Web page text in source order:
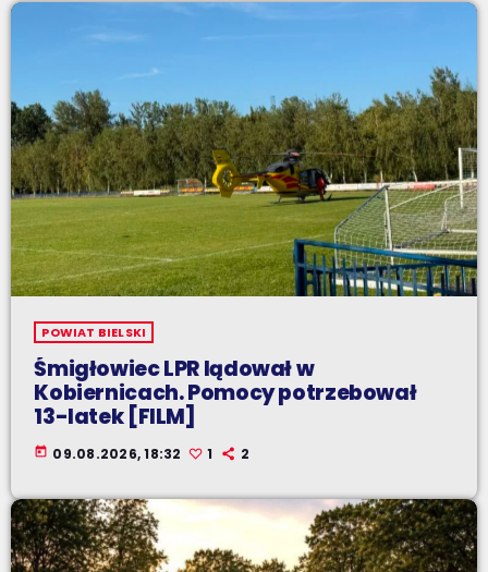
POWIAT BIELSKI
Śmigłowiec LPR lądował w
Kobiernicach. Pomocy potrzebował
13-latek [FILM]
today 09.08.2026, 18:32 1 2